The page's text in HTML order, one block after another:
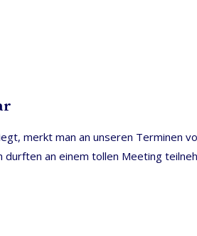
merkt man an unseren
durften an einem tollen Meeting